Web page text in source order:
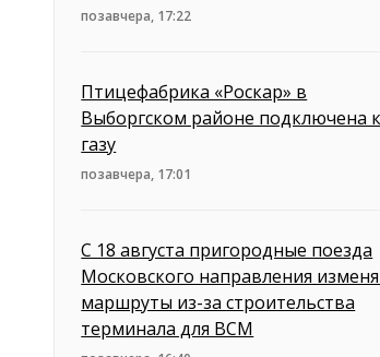
позавчера, 17:22
Птицефабрика «Роскар» в
Выборгском районе подключена к
газу
позавчера, 17:01
С 18 августа пригородные поезда
Московского направления
маршруты из-за строительства
терминала для ВСМ